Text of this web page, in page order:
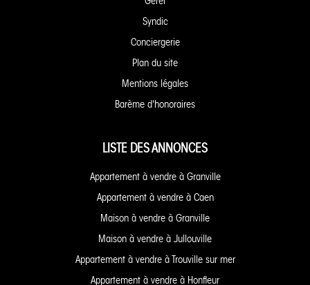
Syndic
Conciergerie
Plan du site
Mentions légales
Barème d'honoraires
LISTE DES ANNONCES
Appartement à vendre à Granville
Appartement à vendre à Caen
Maison à vendre à Granville
Maison à vendre à Jullouville
Appartement à vendre à Trouville sur mer
Appartement à vendre à Honfleur